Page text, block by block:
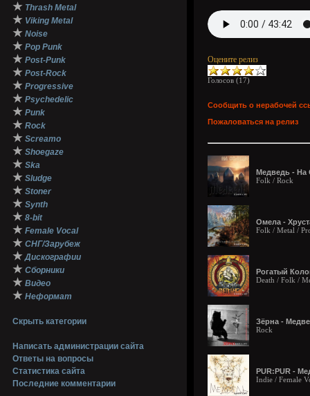
★ Thrash Metal
★ Viking Metal
★ Noise
★ Pop Punk
★ Post-Punk
★ Post-Rock
★ Progressive
★ Psychedelic
★ Punk
★ Rock
★ Screamo
★ Shoegaze
★ Ska
★ Sludge
★ Stoner
★ Synth
★ 8-bit
★ Female Vocal
★ СНГ/Зарубеж
★ Дискографии
★ Сборники
★ Видео
★ Неформат
Скрыть категории
Написать администрации сайта
Ответы на вопросы
Статистика сайта
Последние комментарии
Оцените релиз
Голосов (17)
Сообщить о нерабочей
Пожаловаться на релиз
Медведь - На
Folk / Rock
Омела -
Folk / Metal /
Рогатый
Death / Folk /
Зёрна -
Rock
PUR:PUR -
Indie / Female